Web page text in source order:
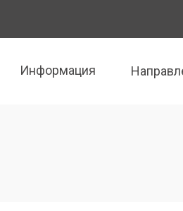
Информация